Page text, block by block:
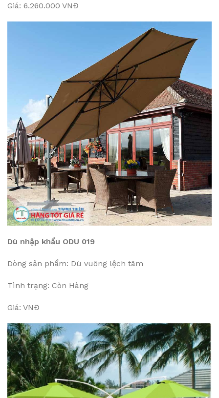
Giá: 6.260.000 VNĐ
Dù nhập khẩu ODU 019
Dòng sản phẩm: Dù vuông lệch tâm
Tình trạng: Còn Hàng
Giá: VNĐ